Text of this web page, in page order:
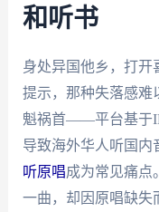
和听书
身处异国他乡，打开
提示，那种失落感难
魁祸首——平台基于
导致海外华人听国内
听原唱成为常见痛点
一曲，却因原唱缺失